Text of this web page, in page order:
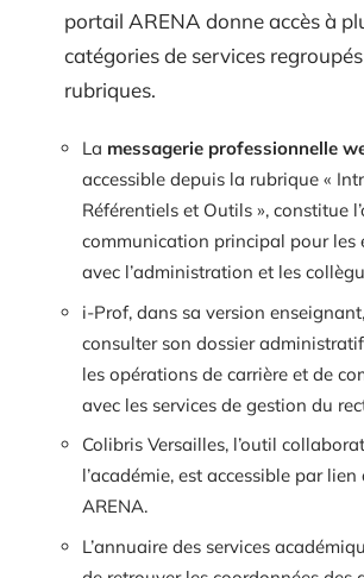
portail ARENA donne accès à
catégories de services
rubriques.
La messagerie professionnelle
accessible depuis la rubrique «
Référentiels et Outils », constitue
communication principal pour les
avec l’administration et les
i-Prof, dans sa version
consulter son dossier
les opérations de carrière et de
avec les services de gestion du
Colibris Versailles, l’outil
l’académie, est accessible par
ARENA.
L’annuaire des services